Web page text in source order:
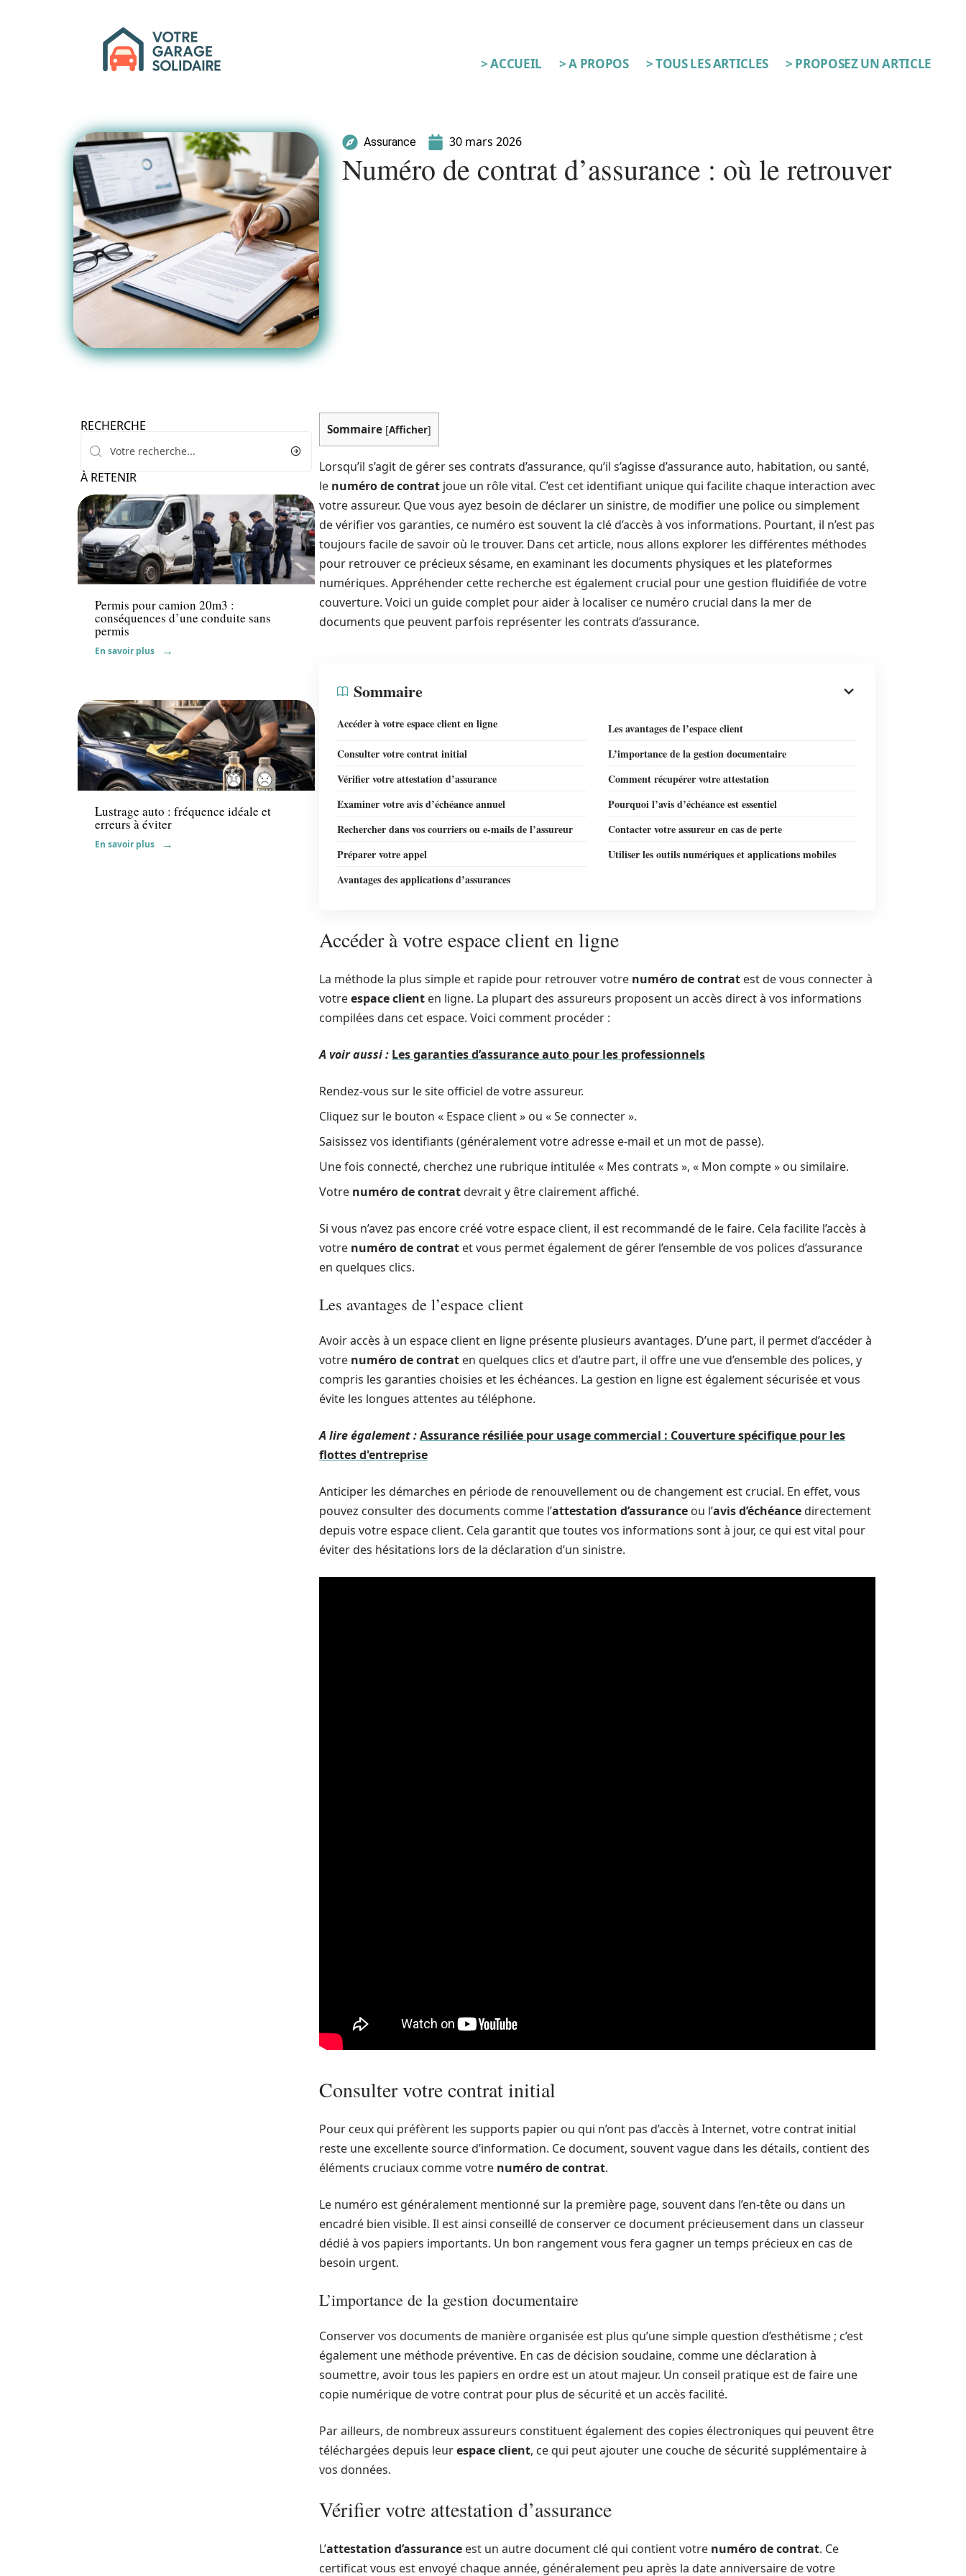
> ACCUEIL > A PROPOS > TOUS LES ARTICLES > PROPOSEZ UN ARTICLE
Assurance 30 mars 2026
Numéro de contrat d’assurance : où le retrouver
RECHERCHE
À RETENIR
Actu
Permis pour camion 20m3 :
conséquences d’une conduite sans
permis
En savoir plus
Actu
Lustrage auto : fréquence idéale et
erreurs à éviter
En savoir plus
Sommaire [Afficher]
Lorsqu’il s’agit de gérer ses contrats d’assurance, qu’il s’agisse d’assurance auto, habitation, ou santé,
le numéro de contrat joue un rôle vital. C’est cet identifiant unique qui facilite chaque interaction avec
votre assureur. Que vous ayez besoin de déclarer un sinistre, de modifier une police ou simplement
de vérifier vos garanties, ce numéro est souvent la clé d’accès à vos informations. Pourtant, il n’est pas
toujours facile de savoir où le trouver. Dans cet article, nous allons explorer les différentes méthodes
pour retrouver ce précieux sésame, en examinant les documents physiques et les plateformes
numériques. Appréhender cette recherche est également crucial pour une gestion fluidifiée de votre
couverture. Voici un guide complet pour aider à localiser ce numéro crucial dans la mer de
documents que peuvent parfois représenter les contrats d’assurance.
Sommaire
Accéder à votre espace client en ligne
Les avantages de l’espace client
Consulter votre contrat initial
L’importance de la gestion documentaire
Vérifier votre attestation d’assurance
Comment récupérer votre attestation
Examiner votre avis d’échéance annuel
Pourquoi l’avis d’échéance est essentiel
Rechercher dans vos courriers ou e-mails de l’assureur
Contacter votre assureur en cas de perte
Préparer votre appel
Utiliser les outils numériques et applications mobiles
Avantages des applications d’assurances
Accéder à votre espace client en ligne
La méthode la plus simple et rapide pour retrouver votre numéro de contrat est de vous connecter à
votreespace client en ligne. La plupart des assureurs proposent un accès direct à vos informations
compilées dans cet espace. Voici comment procéder :
A voir aussi : Les garanties d’assurance auto pour les professionnels
Rendez-vous sur le site officiel de votre assureur.
Cliquez sur le bouton « Espace client » ou « Se connecter ».
Saisissez vos identifiants (généralement votre adresse e-mail et un mot de passe).
Une fois connecté, cherchez une rubrique intitulée « Mes contrats », « Mon compte » ou similaire.
Votre numéro de contratdevrait y être clairement affiché.
Si vous n’avez pas encore créé votre espace client, il est recommandé de le faire. Cela facilite l’accès à
votre numéro de contrat et vous permet également de gérer l’ensemble de vos polices d’assurance
en quelques clics.
Les avantages de l’espace client
Avoir accès à un espace client en ligne présente plusieurs avantages. D’une part, il permet d’accéder à
votre numéro de contrat en quelques clics et d’autre part, il offre une vue d’ensemble des polices, y
compris les garanties choisies et les échéances. La gestion en ligne est également sécurisée et vous
évite les longues attentes au téléphone.
A lire également :Assurance résiliée pour usage commercial : Couverture spécifique pour les
flottes d'entreprise
Anticiper les démarches en période de renouvellement ou de changement est crucial. En effet, vous
pouvez consulter des documents comme l’attestation d’assurance ou l’avis d’échéancedirectement
depuis votre espace client. Cela garantit que toutes vos informations sont à jour, ce qui est vital pour
éviter des hésitations lors de la déclaration d’un sinistre.
Consulter votre contrat initial
Pour ceux qui préfèrent les supports papier ou qui n’ont pas d’accès à Internet, votre contrat initial
reste une excellente source d’information. Ce document, souvent vague dans les détails, contient des
éléments cruciaux comme votre numéro de contrat.
Le numéro est généralement mentionné sur la première page, souvent dans l’en-tête ou dans un
encadré bien visible. Il est ainsi conseillé de conserver ce document précieusement dans un classeur
dédié à vos papiers importants. Un bon rangement vous fera gagner un temps précieux en cas de
besoin urgent.
L’importance de la gestion documentaire
Conserver vos documents de manière organisée est plus qu’une simple question d’esthétisme ; c’est
également une méthode préventive. En cas de décision soudaine, comme une déclaration à
soumettre, avoir tous les papiers en ordre est un atout majeur. Un conseil pratique est de faire une
copie numérique de votre contrat pour plus de sécurité et un accès facilité.
Par ailleurs, de nombreux assureurs constituent également des copies électroniques qui peuvent être
téléchargées depuis leurespace client, ce qui peut ajouter une couche de sécurité supplémentaire à
vos données.
Vérifier votre attestation d’assurance
L’attestation d’assurance est un autre document clé qui contient votre numéro de contrat. Ce
certificat vous est envoyé chaque année, généralement peu après la date anniversaire de votre